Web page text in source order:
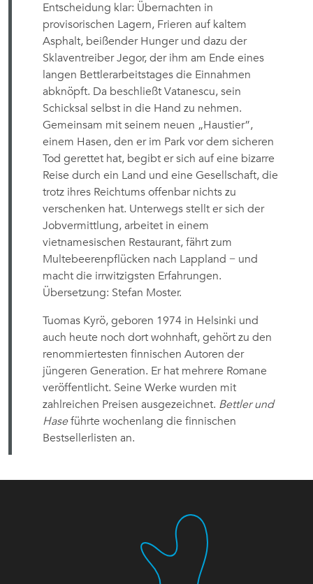
Entscheidung klar: Übernachten in
provisorischen Lagern, Frieren auf kaltem
Asphalt, beißender Hunger und dazu der
Sklaventreiber Jegor, der ihm am Ende eines
langen Bettlerarbeitstages die Einnahmen
abknöpft. Da beschließt Vatanescu, sein
Schicksal selbst in die Hand zu nehmen.
Gemeinsam mit seinem neuen „Haustier”,
einem Hasen, den er im Park vor dem sicheren
Tod gerettet hat, begibt er sich auf eine bizarre
Reise durch ein Land und eine Gesellschaft, die
trotz ihres Reichtums offenbar nichts zu
verschenken hat. Unterwegs stellt er sich der
Jobvermittlung, arbeitet in einem
vietnamesischen Restaurant, fährt zum
Multebeerenpflücken nach Lappland − und
macht die irrwitzigsten Erfahrungen.
Übersetzung: Stefan Moster.
Tuomas Kyrö, geboren 1974 in Helsinki und
auch heute noch dort wohnhaft, gehört zu den
renommiertesten finnischen Autoren der
jüngeren Generation. Er hat mehrere Romane
veröffentlicht. Seine Werke wurden mit
zahlreichen Preisen ausgezeichnet. Bettler und
Haseführte wochenlang die finnischen
Bestsellerlisten an.